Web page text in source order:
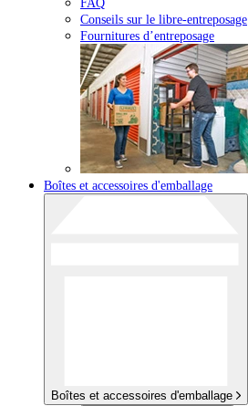
Conseils sur le libre-entreposage
Fournitures d’entreposage
Boîtes et accessoires d'emballage
Boîtes et accessoires d'emballage